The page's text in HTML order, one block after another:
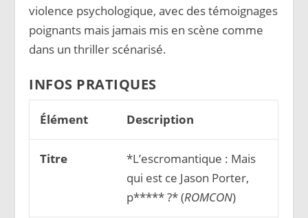
violence psychologique, avec des témoignages
poignants mais jamais mis en scène comme
dans un thriller scénarisé.
INFOS PRATIQUES
Élément Description
Titre *L’escromantique : Mais
qui est ce Jason Porter,
p***** ?* (ROMCON)